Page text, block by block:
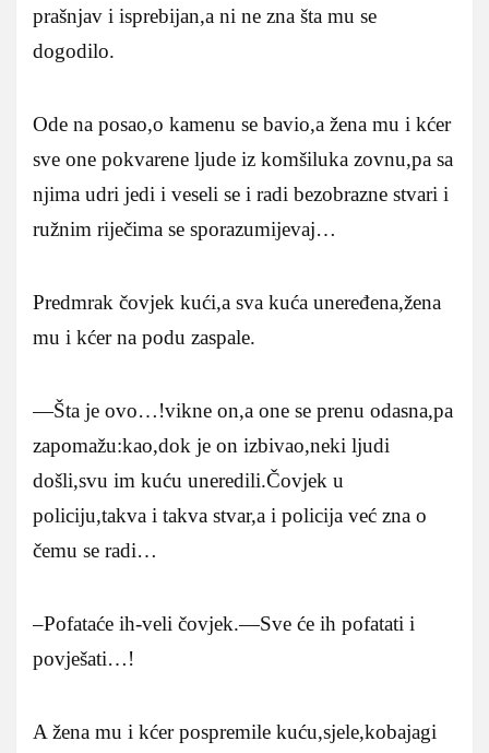
prašnjav i isprebijan,a ni ne zna šta mu se
dogodilo.
Ode na posao,o kamenu se bavio,a žena mu i kćer
sve one pokvarene ljude iz komšiluka zovnu,pa sa
njima udri jedi i veseli se i radi bezobrazne stvari i
ružnim riječima se sporazumijevaj…
Predmrak čovjek kući,a sva kuća uneređena,žena
mu i kćer na podu zaspale.
—Šta je ovo…!vikne on,a one se prenu odasna,pa
zapomažu:kao,dok je on izbivao,neki ljudi
došli,svu im kuću uneredili.Čovjek u
policiju,takva i takva stvar,a i policija već zna o
čemu se radi…
–Pofataće ih-veli čovjek.—Sve će ih pofatati i
povješati…!
A žena mu i kćer pospremile kuću,sjele,kobajagi